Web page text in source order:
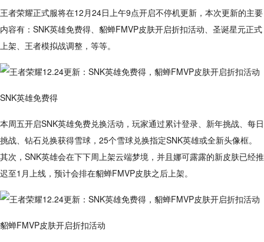
王者荣耀正式服将在12月24日上午9点开启不停机更新，本次更新的主要
内容有：SNK英雄免费得、貂蝉FMVP皮肤开启折扣活动、圣诞星元正式
上架、王者模拟战调整，等等。
SNK英雄免费得
本周五开启SNK英雄免费兑换活动，玩家通过累计登录、新年挑战、每日
挑战、钻石兑换获得雪球，25个雪球兑换指定SNK英雄或全新头像框。
其次，SNK英雄会在下下周上架云端梦境，并且娜可露露的新皮肤已经推
迟至1月上线，预计会排在貂蝉FMVP皮肤之后上架。
貂蝉FMVP皮肤开启折扣活动